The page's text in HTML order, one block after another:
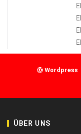
Wordpress
ÜBER UNS